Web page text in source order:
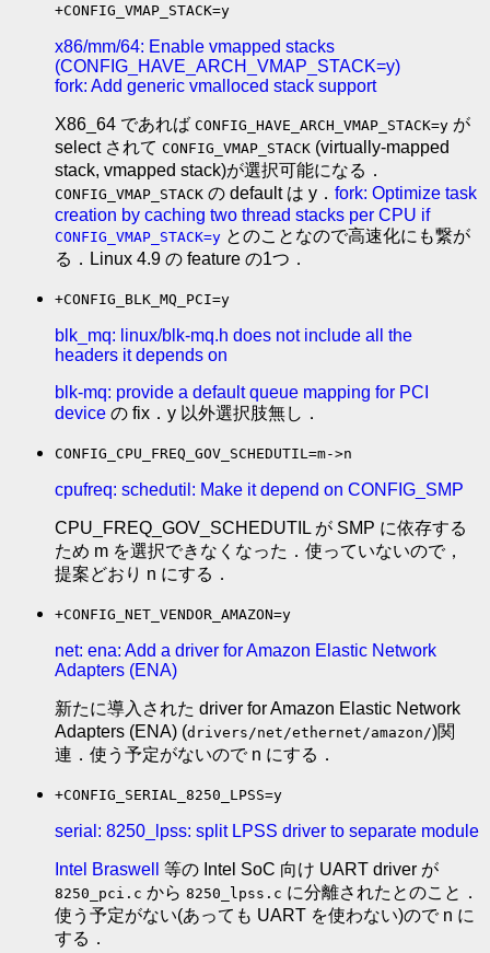
+CONFIG_VMAP_STACK=y
x86/mm/64: Enable vmapped stacks
(CONFIG_HAVE_ARCH_VMAP_STACK=y)
fork: Add generic vmalloced stack support
X86_64 であれば CONFIG_HAVE_ARCH_VMAP_STACK=y が
select されて CONFIG_VMAP_STACK (virtually-mapped
stack, vmapped stack)が選択可能になる．
CONFIG_VMAP_STACK の default は y． fork: Optimize task
creation by caching two thread stacks per CPU if
CONFIG_VMAP_STACK=y とのことなので高速化にも繋が
る．Linux 4.9 の feature の1つ．
+CONFIG_BLK_MQ_PCI=y
blk_mq: linux/blk-mq.h does not include all the
headers it depends on
blk-mq: provide a default queue mapping for PCI
device の fix．y 以外選択肢無し．
CONFIG_CPU_FREQ_GOV_SCHEDUTIL=m->n
cpufreq: schedutil: Make it depend on CONFIG_SMP
CPU_FREQ_GOV_SCHEDUTIL が SMP に依存する
ため m を選択できなくなった．使っていないので，
提案どおり n にする．
+CONFIG_NET_VENDOR_AMAZON=y
net: ena: Add a driver for Amazon Elastic Network
Adapters (ENA)
新たに導入された driver for Amazon Elastic Network
Adapters (ENA) (drivers/net/ethernet/amazon/)関
連．使う予定がないので n にする．
+CONFIG_SERIAL_8250_LPSS=y
serial: 8250_lpss: split LPSS driver to separate module
Intel Braswell 等の Intel SoC 向け UART driver が
8250_pci.c から 8250_lpss.c に分離されたとのこと．
使う予定がない(あっても UART を使わない)ので n に
する．